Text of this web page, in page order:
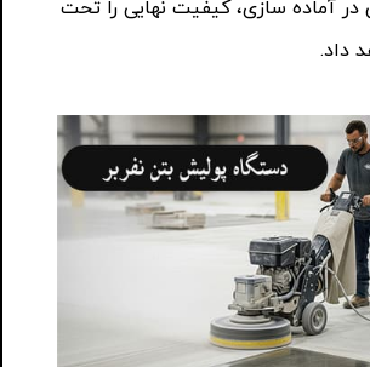
در آماده سازی، کیفیت نهایی را تحت
داد.